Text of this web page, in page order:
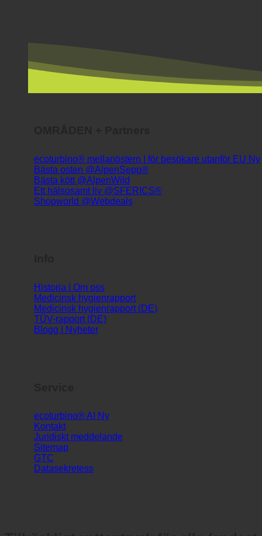
ecoturbino® mellanöstern | för besökare utanför EU
Bästa osten @AlpenSepp®
Bästa kött @AlpenWild
Ett hälsosamt liv @SFERICS®
Shopworld @Webdeals
Historia | Om oss
Medicinsk hygienrapport
Medicinsk hygienrapport (DE)
TÜV-rapport (DE)
Blogg | Nyheter
ecoturbino® AI
Kontakt
Juridiskt meddelande
Sitemap
GTC
Datasekretess